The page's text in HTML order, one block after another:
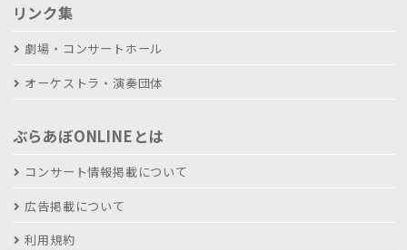
リンク集
劇場・コンサートホール
オーケストラ・演奏団体
ぶらあぼONLINEとは
コンサート情報掲載について
広告掲載について
利用規約